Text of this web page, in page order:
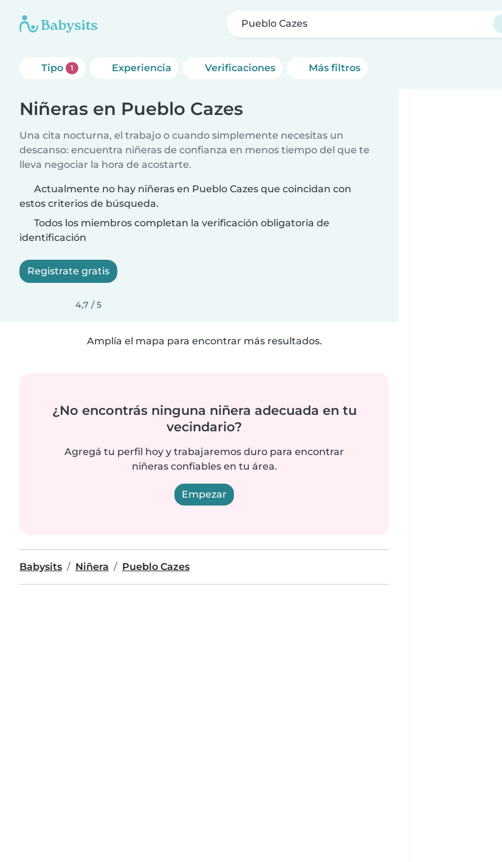
Pueblo Cazes
Tipo 1 Experiencia Verificaciones Más filtros
Niñeras en Pueblo Cazes
Una cita nocturna, el trabajo o cuando simplemente necesitas un
descanso: encuentra niñeras de confianza en menos tiempo del que te
lleva negociar la hora de acostarte.
Actualmente no hay niñeras en Pueblo Cazes que coincidan con
estos criterios de búsqueda.
Todos los miembros completan la verificación obligatoria de
identificación
Registrate gratis
4,7 / 5
Amplía el mapa para encontrar más resultados.
¿No encontrás ninguna niñera adecuada en tu
vecindario?
Agregá tu perfil hoy y trabajaremos duro para encontrar
niñeras confiables en tu área.
Empezar
Babysits Niñera Pueblo Cazes